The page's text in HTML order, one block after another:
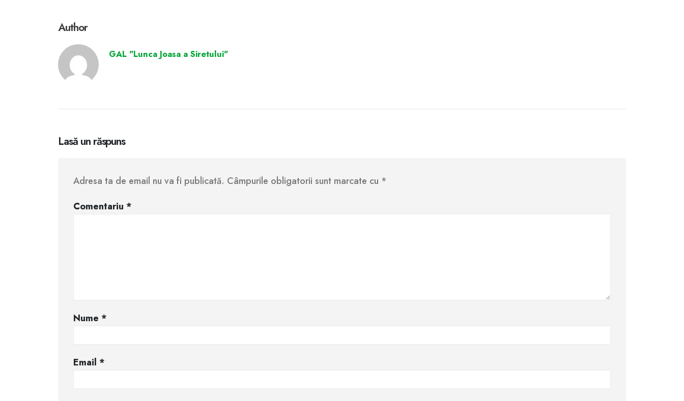
Author
GAL "Lunca Joasa a Siretului"
Lasă un răspuns
Adresa ta de email nu va fi publicată. Câmpurile obligatorii sunt marcate cu *
Comentariu *
Nume *
Email *